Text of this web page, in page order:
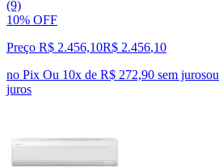
(9)
10% OFF
Preço R$ 2.456,10R$ 2.456,10
no Pix Ou 10x de R$ 272,90 sem jurosou
juros